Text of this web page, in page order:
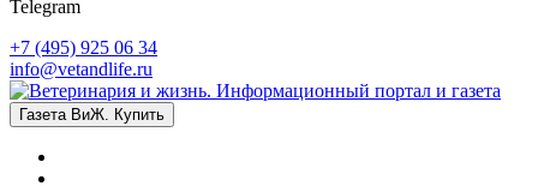
Telegram
+7 (495) 925 06 34
info@vetandlife.ru
Газета ВиЖ. Купить